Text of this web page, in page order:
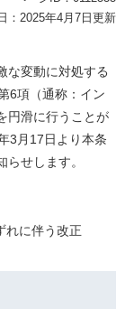
：2025年4月7日更新
な変動に対処する
6項（通称：イン
円滑に行うことが
3月17日より本条
せします。
れに伴う改正